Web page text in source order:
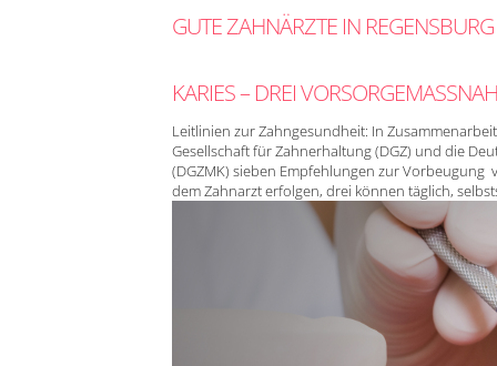
GUTE ZAHNÄRZTE IN REGENSBURG
KARIES – DREI
Leitlinien zur Zahngesundheit: In
Gesellschaft für Zahnerhaltung (DGZ) und die
(DGZMK) sieben Empfehlungen zur
dem Zahnarzt erfolgen, drei können täglich,